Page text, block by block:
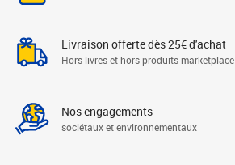
Livraison offerte dès 25€ d'achat
Hors livres et hors produits marketplace
Nos engagements
sociétaux et environnementaux